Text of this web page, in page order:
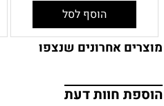
הוסף לסל
מוצרים אחרונים שנצפו
הוספת חוות דעת